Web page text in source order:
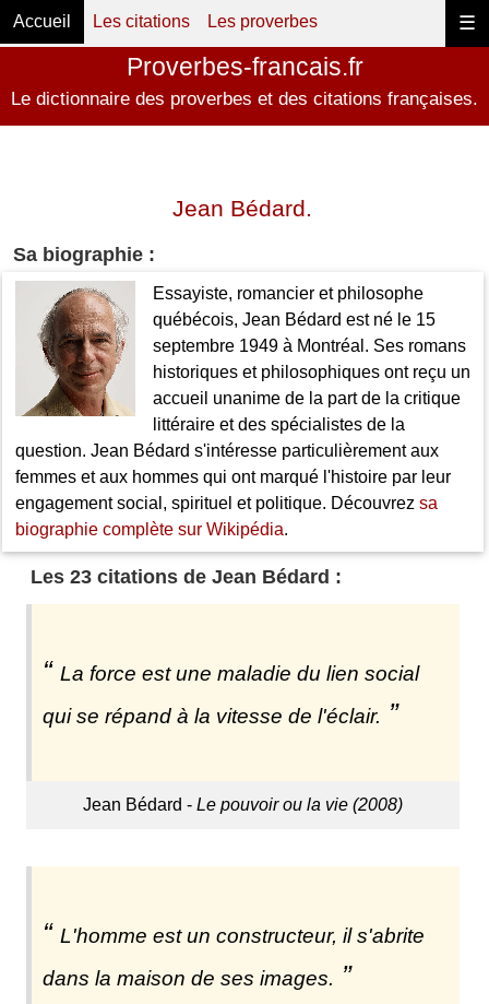
☰
Accueil Les citations Les proverbes
Proverbes-francais.fr
Le dictionnaire des proverbes et des citations françaises.
Jean Bédard.
Sa biographie :
Essayiste, romancier et philosophe
québécois, Jean Bédard est né le 15
septembre 1949 à Montréal. Ses romans
historiques et philosophiques ont reçu un
accueil unanime de la part de la critique
littéraire et des spécialistes de la
question. Jean Bédard s'intéresse particulièrement aux
femmes et aux hommes qui ont marqué l'histoire par leur
engagement social, spirituel et politique. Découvrez sa
biographie complète sur Wikipédia.
Les 23 citations de Jean Bédard :
La force est une maladie du lien social
qui se répand à la vitesse de l'éclair.
Jean Bédard - Le pouvoir ou la vie (2008)
L'homme est un constructeur, il s'abrite
dans la maison de ses images.